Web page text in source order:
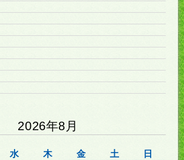
2026年8月
水 木 金 土
日